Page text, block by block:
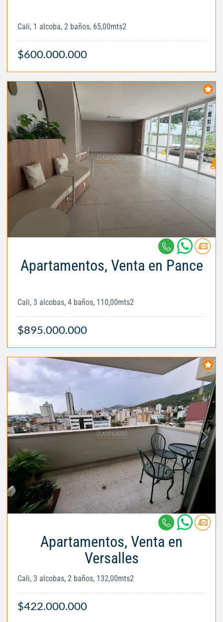
Cali, 1 alcoba, 2 baños, 65,00mts2
$600.000.000
Apartamentos, Venta en Pance
Cali, 3 alcobas, 4 baños, 110,00mts2
$895.000.000
Apartamentos, Venta en
Versalles
Cali, 3 alcobas, 2 baños, 132,00mts2
$422.000.000